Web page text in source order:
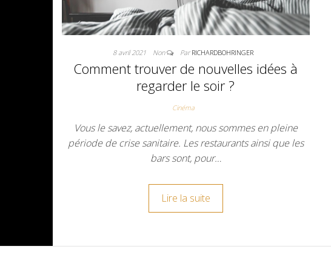
8 avril 2021 Non ParRICHARDBOHRINGER
Comment trouver de nouvelles idées à
regarder le soir ?
Cinéma
Vous le savez, actuellement, nous sommes en pleine
période de crise sanitaire. Les restaurants ainsi que les
bars sont, pour…
Lire la suite